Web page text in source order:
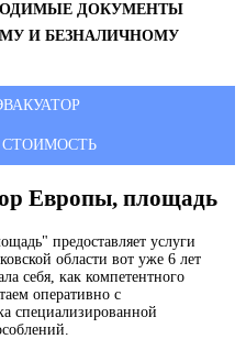
ДОКУМЕНТЫ
И БЕЗНАЛИЧНОМУ
СТОИМОСТЬ
Европы, площадь
предоставляет услуги
области вот уже 6 лет
себя, как компетентного
оперативно с
специализированной